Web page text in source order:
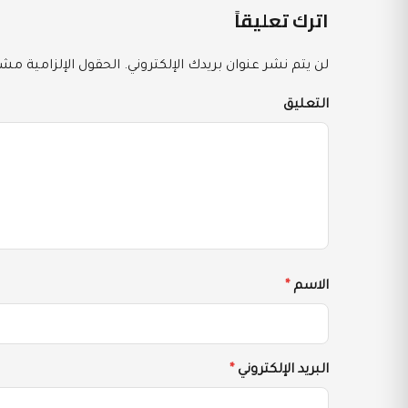
اترك تعليقاً
لن يتم نشر عنوان بريدك الإلكتروني. الحقول الإلزامية
التعليق
الاسم *
البريد الإلكتروني *